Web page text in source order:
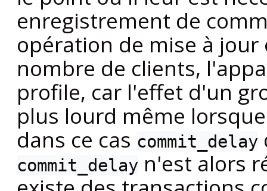
enregistrement de
opération de mise à
nombre de clients,
profile, car l'effet d'un
plus lourd même
dans ce cas commit_delay
commit_delay n'est alors